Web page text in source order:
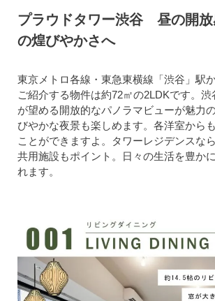
プラウドタワー渋谷 昼の開放
の煌びやかさへ
東京メトロ各線・東急東横線「渋谷」駅
ご紹介する物件は約72㎡の2LDKです。
が望める開放的なパノラマビューが魅力
びやかな夜景も楽しめます。各洋室から
ことができますよ。タワーレジデンスな
共用施設もポイント。日々の生活を豊か
れます。